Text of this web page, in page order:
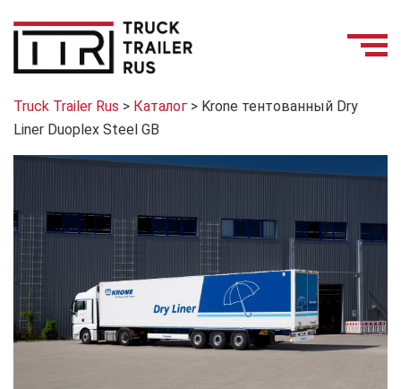
Truck Trailer Rus > Каталог > Krone тентованный Dry
Liner Duoplex Steel GB